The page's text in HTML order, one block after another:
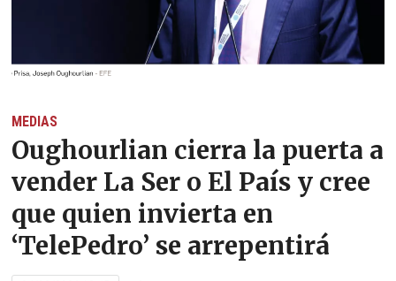
MEDIAS
Oughourlian cierra la puerta a
vender La Ser o El País y cree
que quien invierta en
‘TelePedro’ se arrepentirá